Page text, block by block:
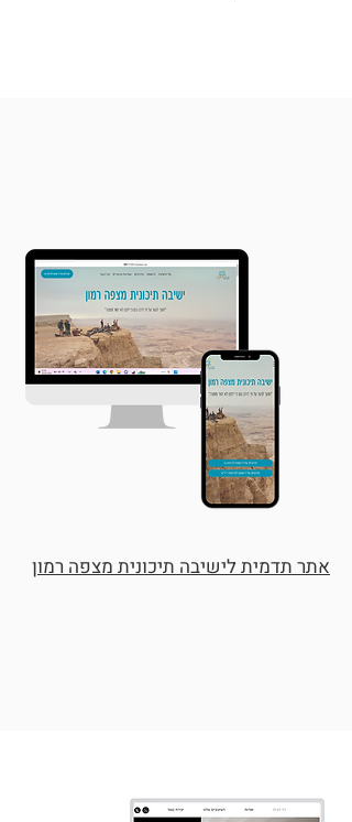
אתר תדמית לישיבה תיכונית מצפה רמון